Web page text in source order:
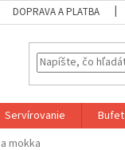
DOPRAVA A PLATBA
Servírovanie Bufet
mokka